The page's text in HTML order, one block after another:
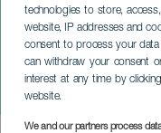
technologies to store,
website, IP addresses and
consent to process your data
can withdraw your consent
interest at any time by
website.
We and our partners process
II Vertical
Palma
LA PALMA